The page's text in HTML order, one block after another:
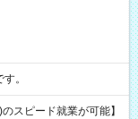
す。
スピード就業が可能】